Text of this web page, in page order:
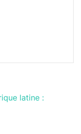
latine :